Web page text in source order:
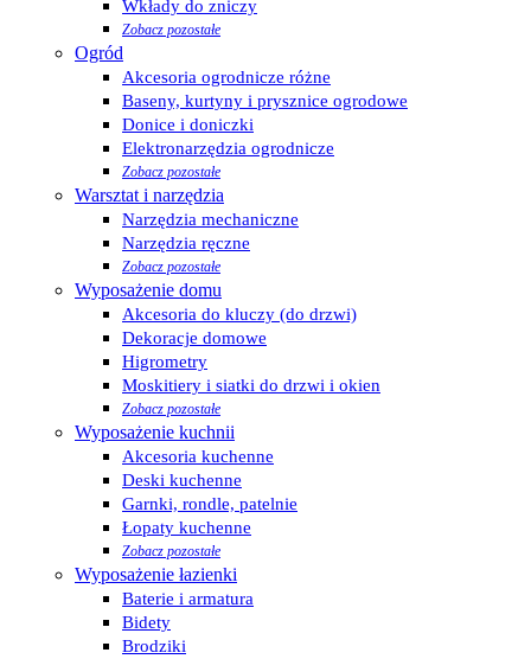
Wkłady do zniczy
Zobacz pozostałe
Ogród
Akcesoria ogrodnicze różne
Baseny, kurtyny i prysznice ogrodowe
Donice i doniczki
Elektronarzędzia ogrodnicze
Zobacz pozostałe
Warsztat i narzędzia
Narzędzia mechaniczne
Narzędzia ręczne
Zobacz pozostałe
Wyposażenie domu
Akcesoria do kluczy (do drzwi)
Dekoracje domowe
Higrometry
Moskitiery i siatki do drzwi i okien
Zobacz pozostałe
Wyposażenie kuchnii
Akcesoria kuchenne
Deski kuchenne
Garnki, rondle, patelnie
Łopaty kuchenne
Zobacz pozostałe
Wyposażenie łazienki
Baterie i armatura
Bidety
Brodziki